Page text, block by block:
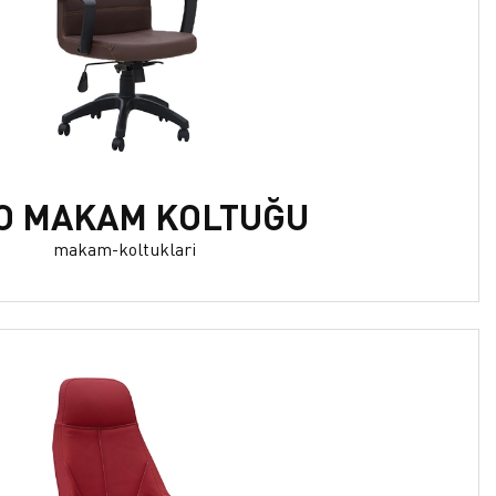
MAKAM KOLTUĞU
makam-koltuklari